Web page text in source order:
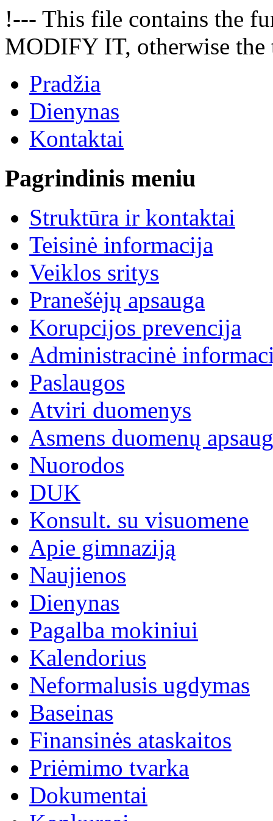
!--- This file contains the
MODIFY IT, otherwise
Pradžia
Dienynas
Kontaktai
Pagrindinis meniu
Struktūra ir kontaktai
Teisinė informacija
Veiklos sritys
Pranešėjų apsauga
Korupcijos prevencija
Administracinė
Paslaugos
Atviri duomenys
Asmens duomenų
Nuorodos
DUK
Konsult. su visuomene
Apie gimnaziją
Naujienos
Dienynas
Pagalba mokiniui
Kalendorius
Neformalusis ugdymas
Baseinas
Finansinės ataskaitos
Priėmimo tvarka
Dokumentai